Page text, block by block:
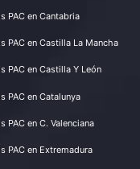
PAC en Cantabria
PAC en Castilla La Mancha
PAC en Castilla Y León
PAC en Catalunya
PAC en C. Valenciana
PAC en Extremadura